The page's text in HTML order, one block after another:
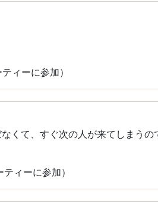
ィーに参加）
くて、すぐ次の人が来てしまう
ィーに参加）